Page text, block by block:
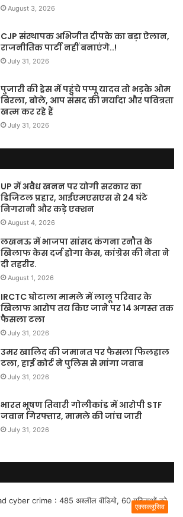
August 3, 2026
CJP संस्थापक अभिजीत दीपके का बड़ा ऐलान,
राजनीतिक पार्टी नहीं बनाएंगे..!
July 31, 2026
पुजारी की ड्रेस में पहुंचे पप्पू यादव तो भड़के ओम
बिरला, बोले, आप संसद की मर्यादा और पवित्रता
खत्म कर रहे हैं
July 31, 2026
UP में अवैध खनन पर योगी सरकार का
डिजिटल प्रहार, आईएमएसएस से 24 घंटे
निगरानी और कड़े एक्शन
August 4, 2026
लखनऊ में भाजपा सांसद कंगना रनौत के
खिलाफ केस दर्ज होगा केस, कांग्रेस की नेता ने
दी तहरीर.
August 1, 2026
IRCTC घोटाला मामले में लालू परिवार के
खिलाफ आरोप तय किए जाने पर 14 अगस्त तक
फैसला टला
July 31, 2026
उमर खालिद की जमानत पर फैसला फिलहाल
टला, हाई कोर्ट ने पुलिस से मांगा जवाब
July 31, 2026
भारत भूषण तिवारी गोलीकांड में आरोपी STF
जवान गिरफ्तार, मामले की जांच जारी
July 31, 2026
एक्सक्लूसिव